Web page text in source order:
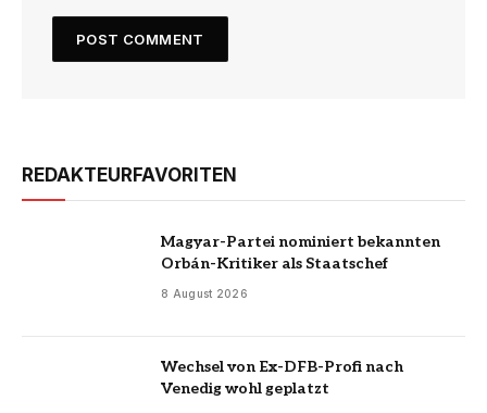
REDAKTEURFAVORITEN
Magyar-Partei nominiert bekannten
Orbán-Kritiker als Staatschef
8 August 2026
Wechsel von Ex-DFB-Profi nach
Venedig wohl geplatzt